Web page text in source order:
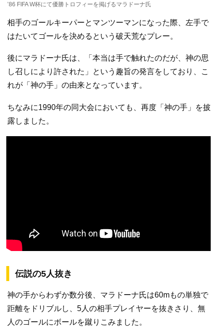
’86 FIFA W杯にて優勝トロフィーを掲げるマラドーナ氏
相手のゴールキーパーとマンツーマンになった際、左手で
はたいてゴールを決めるという破天荒なプレー。
後にマラドーナ氏は、「本当は手で触れたのだが、神の思
し召しにより許された」という趣旨の発言をしており、こ
れが「神の手」の由来となっています。
ちなみに1990年の同大会においても、再度「神の手」を披
露しました。
伝説の5人抜き
神の手からわずか数分後、マラドーナ氏は60mもの単独で
距離をドリブルし、5人の相手プレイヤーを抜きさり、無
人のゴールにボールを蹴りこみました。